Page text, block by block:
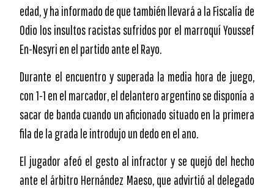
edad, y ha informado de que también llevará a la Fiscalía de
Odio los insultos racistas sufridos por el marroquí Youssef
En-Nesyri en el partido ante el Rayo.
Durante el encuentro y superada la media hora de juego,
con 1-1 en el marcador, el delantero argentino se disponía a
sacar de banda cuando un aficionado situado en la primera
fila de la grada le introdujo un dedo en el ano.
El jugador afeó el gesto al infractor y se quejó del hecho
ante el árbitro Hernández Maeso, que advirtió al delegado